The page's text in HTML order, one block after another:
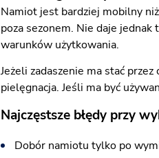
Namiot jest bardziej mobilny
poza sezonem. Nie daje
warunków użytkowania.
Jeżeli zadaszenie ma stać
pielęgnacja. Jeśli ma być
Najczęstsze błędy przy
Dobór namiotu tylko po